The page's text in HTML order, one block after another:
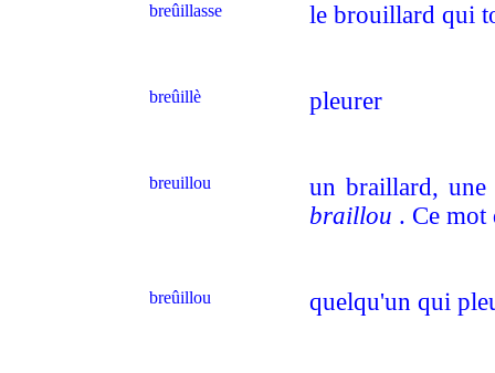
breûillasse le brouillard qui
breûillè pleurer
breuillou
un braillard, une
braillou . Ce
breûillou quelqu'un qui